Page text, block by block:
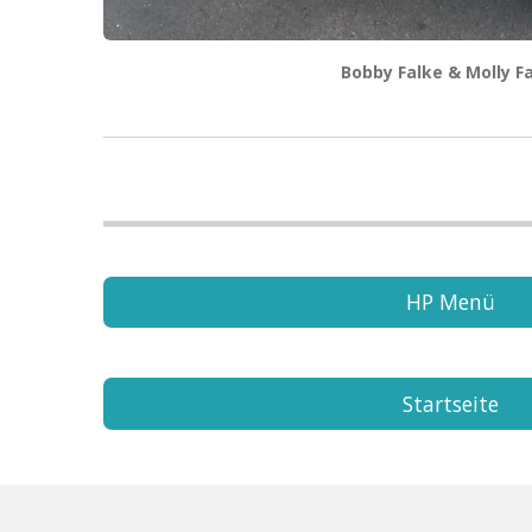
Bobby Falke & Molly
HP Menü
Startseite